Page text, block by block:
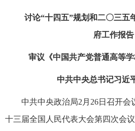
讨论“十四五”规划和二〇三五
府工作报告
审议《中国共产党普通高等学
中共中央总书记习近
中共中央政治局2月26日召开
十三届全国人民代表大会第四次会